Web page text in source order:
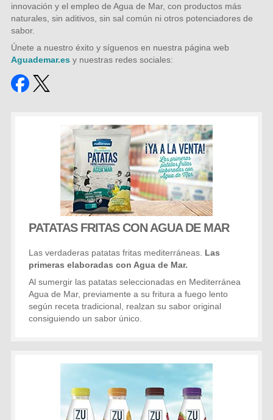
innovación y el empleo de Agua de Mar, con productos más
naturales, sin aditivos, sin sal común ni otros potenciadores de
sabor.
Únete a nuestro éxito y síguenos en nuestra página web
Aguademar.es y nuestras redes sociales:
PATATAS FRITAS CON AGUA DE MAR
Las verdaderas patatas fritas mediterráneas. Las
primeras elaboradas con Agua de Mar.
Al sumergir las patatas seleccionadas en Mediterránea
Agua de Mar, previamente a su fritura a fuego lento
según receta tradicional, realzan su sabor original
consiguiendo un sabor único.